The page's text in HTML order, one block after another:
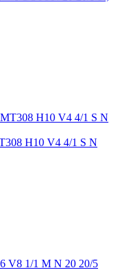
H10 V4 4/1 S N